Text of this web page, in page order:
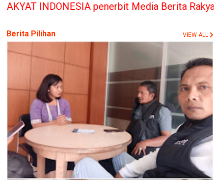
penerbit Media Berita Rakyat hanya
Berita Pilihan VIEW ALL